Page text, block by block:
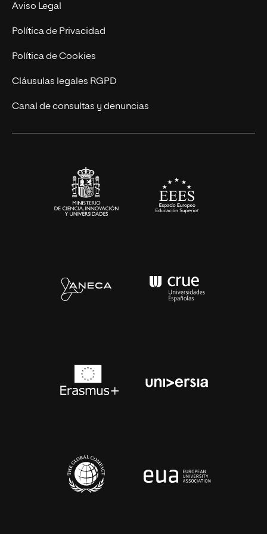
Postgrados
Cursos Universitarios
Nuestro Equipo
Trabaja en UNIR
Actualidad
UNIR Revista
Eventos
Aviso Legal
Política de Privacidad
Política de Cookies
Cláusulas legales RGPD
Canal de consultas y denuncias